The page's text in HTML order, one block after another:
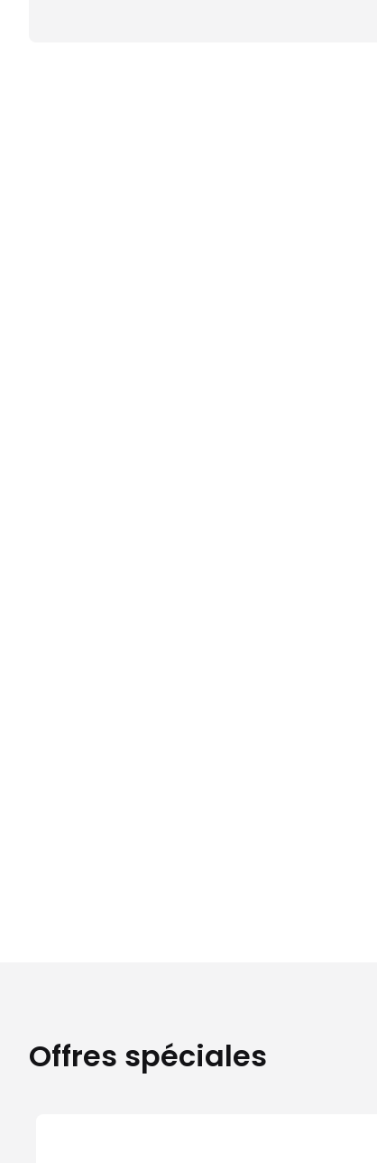
Offres spéciales